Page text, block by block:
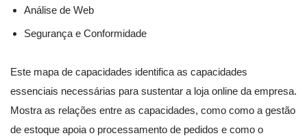
Análise de Web
Segurança e Conformidade
Este mapa de capacidades identifica as capacidades
essenciais necessárias para sustentar a loja online da empresa.
Mostra as relações entre as capacidades, como como a gestão
de estoque apoia o processamento de pedidos e como o